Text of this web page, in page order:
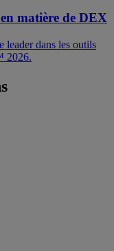
matière de DEX
leader dans les outils
2026.